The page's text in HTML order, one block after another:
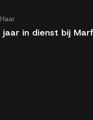
jaar in dienst bij